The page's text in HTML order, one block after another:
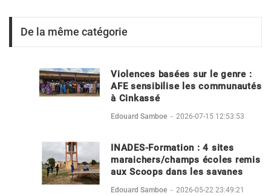
De la même catégorie
Violences basées sur le genre :
AFE sensibilise les communautés
à Cinkassé
Edouard Samboe - 2026-07-15 12:53:53
INADES-Formation : 4 sites
maraichers/champs écoles remis
aux Scoops dans les savanes
Edouard Samboe - 2026-05-22 23:49:21